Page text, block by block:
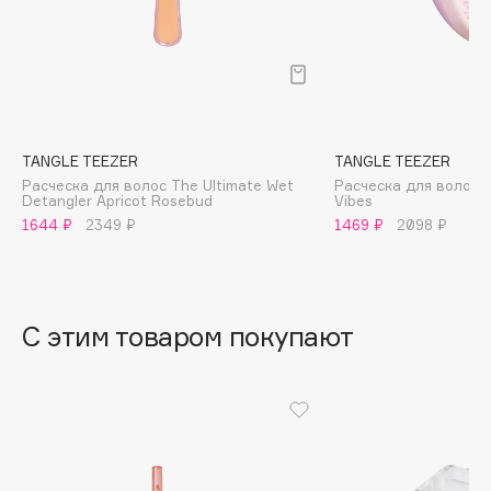
Banderas
Basicare
Batiste
beautyblender
TANGLE TEEZER
Расческа для волос The Ultimate Wet
Detangler Apricot Rosebud
1644 ₽
2349 ₽
TANGLE TEEZER
Расческа для волос
Vibes
1469 ₽
2098 ₽
С этим товаром покупают